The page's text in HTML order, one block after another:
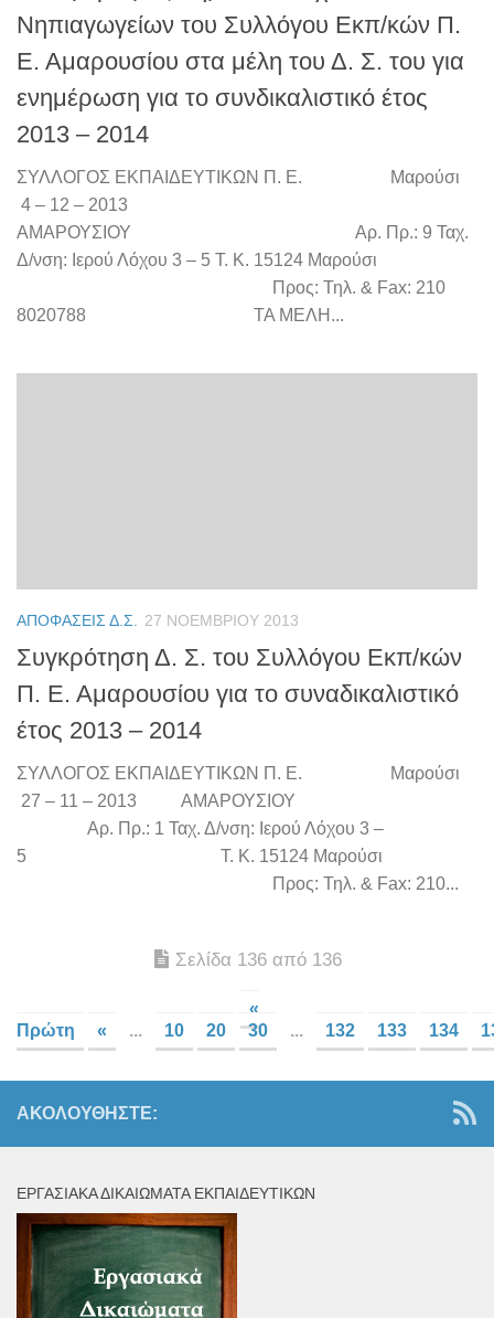
Νηπιαγωγείων του Συλλόγου Εκπ/κών Π.
Ε. Αμαρουσίου στα μέλη του Δ. Σ. του για
ενημέρωση για το συνδικαλιστικό έτος
2013 – 2014
ΣΥΛΛΟΓΟΣ ΕΚΠΑΙΔΕΥΤΙΚΩΝ Π. Ε. Μαρούσι
4 – 12 – 2013
ΑΜΑΡΟΥΣΙΟΥ Αρ. Πρ.: 9 Ταχ.
Δ/νση: Ιερού Λόχου 3 – 5 Τ. Κ. 15124 Μαρούσι
Προς: Τηλ. & Fax: 210
8020788 ΤΑ ΜΕΛΗ...
ΑΠΟΦΆΣΕΙΣ Δ.Σ. 27 ΝΟΕΜΒΡΊΟΥ 2013
Συγκρότηση Δ. Σ. του Συλλόγου Εκπ/κών
Π. Ε. Αμαρουσίου για το συναδικαλιστικό
έτος 2013 – 2014
ΣΥΛΛΟΓΟΣ ΕΚΠΑΙΔΕΥΤΙΚΩΝ Π. Ε. Μαρούσι
27 – 11 – 2013 ΑΜΑΡΟΥΣΙΟΥ
Αρ. Πρ.: 1 Ταχ. Δ/νση: Ιερού Λόχου 3 –
5 Τ. Κ. 15124 Μαρούσι
Προς: Τηλ. & Fax: 210...
Σελίδα 136 από 136
«
Πρώτη
« ... 10 20 30 ... 132 133 134
ΑΚΟΛΟΥΘΉΣΤΕ:
ΕΡΓΑΣΙΑΚΆ ΔΙΚΑΙΏΜΑΤΑ ΕΚΠΑΙΔΕΥΤΙΚΏΝ